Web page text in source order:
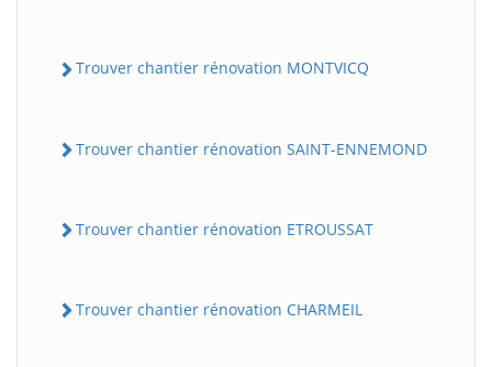
Trouver chantier rénovation MONTVICQ
Trouver chantier rénovation SAINT-ENNEMOND
Trouver chantier rénovation ETROUSSAT
Trouver chantier rénovation CHARMEIL